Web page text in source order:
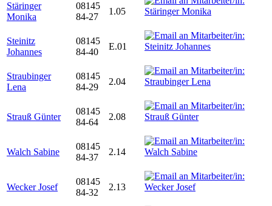
Stäringer
Monika
08145
84-27
1.05
Steinitz
Johannes
08145
84-40
E.01
Straubinger
Lena
08145
84-29
2.04
Strauß Günter
08145
84-64
2.08
Walch Sabine
08145
84-37
2.14
Wecker Josef
08145
84-32
2.13